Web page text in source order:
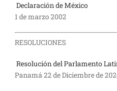
Declaración de México
1 de marzo 2002
RESOLUCIONES
Resolución del Parlamento
Panamá 22 de Diciembre de